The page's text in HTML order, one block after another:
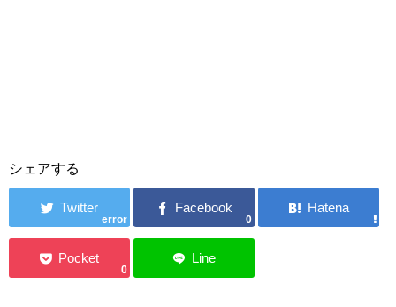
シェアする
error 0
0